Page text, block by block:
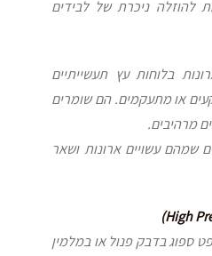
להוזלה ניכרת של לבידים
בלוחות עץ תעשייתיים
או מתעקמים. הם שומרים
מרהיבים.
שמהם עשויים ארונות ושאר
ספוג בדבק פנול או במלמין